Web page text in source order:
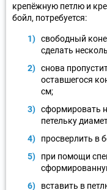
крепёжную петлю и
бойл, потребуется:
свободный
сделать
снова
оставшегося
см;
сформировать
петельку
просверлить в
при помощи
вставить в